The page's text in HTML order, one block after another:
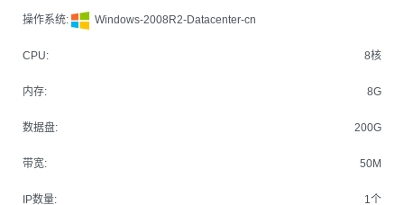
操作系统: Windows-2008R2-Datacenter-cn
CPU: 8核
内存: 8G
数据盘: 200G
带宽: 50M
IP数量: 1个